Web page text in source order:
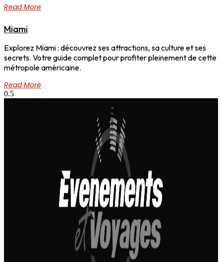
Read More
Miami
Explorez Miami : découvrez ses attractions, sa culture et ses
secrets. Votre guide complet pour profiter pleinement de cette
métropole américaine.
Read More